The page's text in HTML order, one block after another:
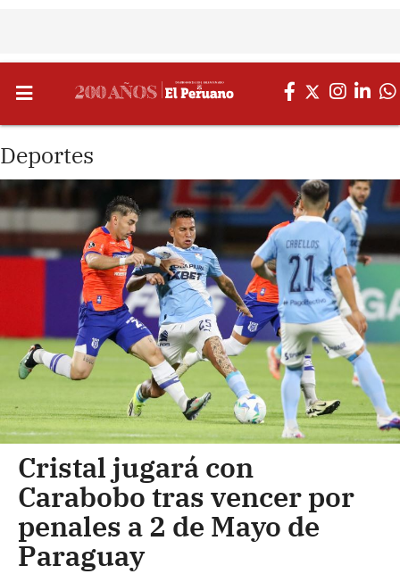
Deportes
Cristal jugará con
Carabobo tras vencer por
penales a 2 de Mayo de
Paraguay